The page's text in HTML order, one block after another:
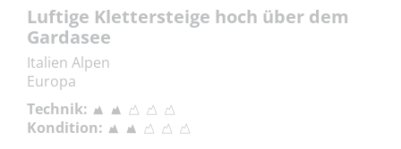
Luftige Klettersteige hoch über dem
Gardasee
Italien Alpen
Europa
Technik:
Kondition: